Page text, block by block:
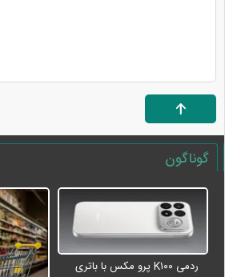
گوناگون
ردمی K۱۰۰ پرو مکس با باتری